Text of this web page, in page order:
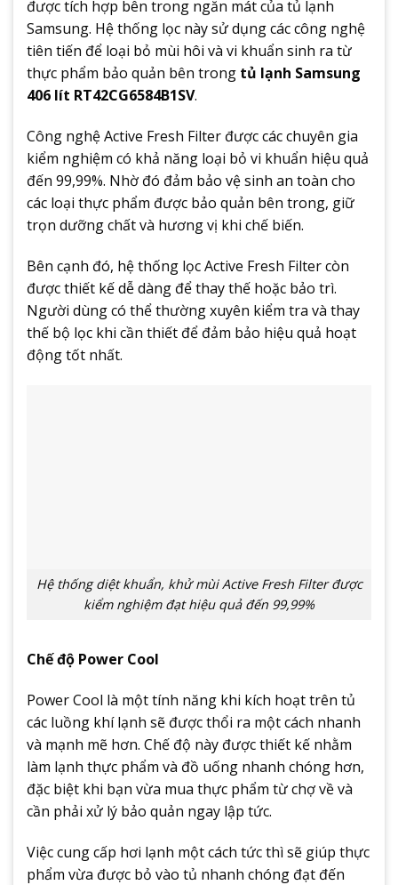
được tích hợp bên trong ngăn mát của tủ lạnh
Samsung. Hệ thống lọc này sử dụng các công nghệ
tiên tiến để loại bỏ mùi hôi và vi khuẩn sinh ra từ
thực phẩm bảo quản bên trong tủ lạnh Samsung
406 lít RT42CG6584B1SV.
Công nghệ Active Fresh Filter được các chuyên gia
kiểm nghiệm có khả năng loại bỏ vi khuẩn hiệu quả
đến 99,99%. Nhờ đó đảm bảo vệ sinh an toàn cho
các loại thực phẩm được bảo quản bên trong, giữ
trọn dưỡng chất và hương vị khi chế biến.
Bên cạnh đó, hệ thống lọc Active Fresh Filter còn
được thiết kế dễ dàng để thay thế hoặc bảo trì.
Người dùng có thể thường xuyên kiểm tra và thay
thế bộ lọc khi cần thiết để đảm bảo hiệu quả hoạt
động tốt nhất.
Hệ thống diệt khuẩn, khử mùi Active Fresh Filter được
kiểm nghiệm đạt hiệu quả đến 99,99%
Chế độ Power Cool
Power Cool là một tính năng khi kích hoạt trên tủ
các luồng khí lạnh sẽ được thổi ra một cách nhanh
và mạnh mẽ hơn. Chế độ này được thiết kế nhằm
làm lạnh thực phẩm và đồ uống nhanh chóng hơn,
đặc biệt khi bạn vừa mua thực phẩm từ chợ về và
cần phải xử lý bảo quản ngay lập tức.
Việc cung cấp hơi lạnh một cách tức thì sẽ giúp thực
phẩm vừa được bỏ vào tủ nhanh chóng đạt đến